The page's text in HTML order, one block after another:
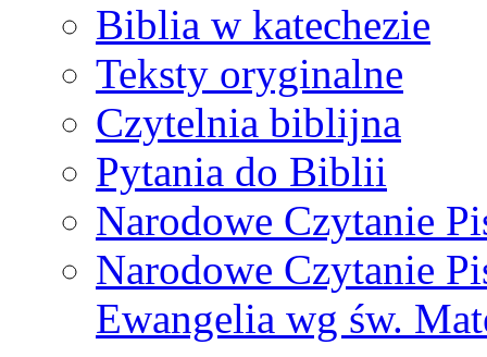
Biblia w katechezie
Teksty oryginalne
Czytelnia biblijna
Pytania do Biblii
Narodowe Czytanie
Narodowe Czytanie
Ewangelia wg św.